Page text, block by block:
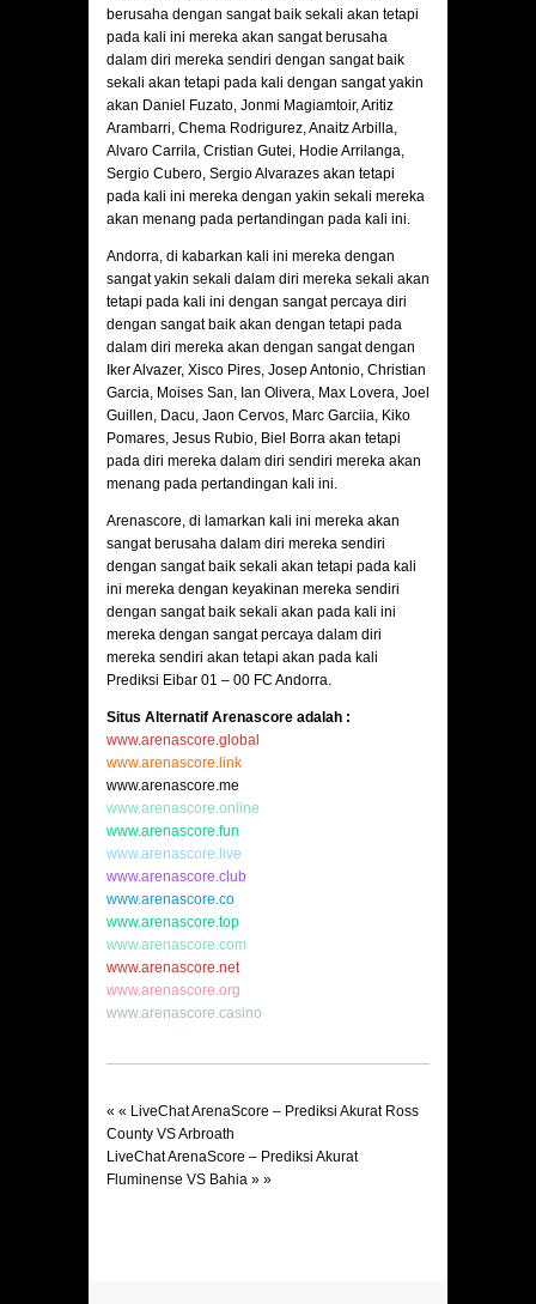
berusaha dengan sangat baik sekali akan tetapi
pada kali ini mereka akan sangat berusaha
dalam diri mereka sendiri dengan sangat baik
sekali akan tetapi pada kali dengan sangat yakin
akan Daniel Fuzato, Jonmi Magiamtoir, Aritiz
Arambarri, Chema Rodrigurez, Anaitz Arbilla,
Alvaro Carrila, Cristian Gutei, Hodie Arrilanga,
Sergio Cubero, Sergio Alvarazes akan tetapi
pada kali ini mereka dengan yakin sekali mereka
akan menang pada pertandingan pada kali ini.
Andorra, di kabarkan kali ini mereka dengan
sangat yakin sekali dalam diri mereka sekali akan
tetapi pada kali ini dengan sangat percaya diri
dengan sangat baik akan dengan tetapi pada
dalam diri mereka akan dengan sangat dengan
Iker Alvazer, Xisco Pires, Josep Antonio, Christian
Garcia, Moises San, Ian Olivera, Max Lovera, Joel
Guillen, Dacu, Jaon Cervos, Marc Garciia, Kiko
Pomares, Jesus Rubio, Biel Borra akan tetapi
pada diri mereka dalam diri sendiri mereka akan
menang pada pertandingan kali ini.
Arenascore, di lamarkan kali ini mereka akan
sangat berusaha dalam diri mereka sendiri
dengan sangat baik sekali akan tetapi pada kali
ini mereka dengan keyakinan mereka sendiri
dengan sangat baik sekali akan pada kali ini
mereka dengan sangat percaya dalam diri
mereka sendiri akan tetapi akan pada kali
Prediksi Eibar 01 – 00 FC Andorra.
Situs Alternatif Arenascore adalah :
www.arenascore.global
www.arenascore.link
www.arenascore.me
www.arenascore.online
www.arenascore.fun
www.arenascore.live
www.arenascore.club
www.arenascore.co
www.arenascore.top
www.arenascore.com
www.arenascore.net
www.arenascore.org
www.arenascore.casino
« « LiveChat ArenaScore – Prediksi Akurat Ross
County VS Arbroath
LiveChat ArenaScore – Prediksi Akurat
Fluminense VS Bahia » »